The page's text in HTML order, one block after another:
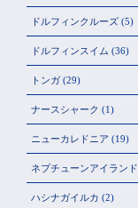
ドルフィンクルーズ (5)
ドルフィンスイム (36)
トンガ (29)
ナースシャーク (1)
ニューカレドニア (19)
ネプチューンアイランド
ハシナガイルカ (2)